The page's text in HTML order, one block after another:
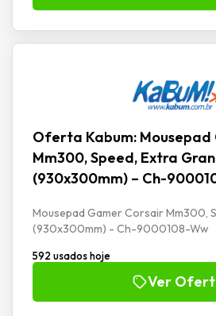
Oferta Kabum: Mousepad
Mm300, Speed, Extra
(930x300mm) – Ch-
Mousepad Gamer Corsair Mm300,
(930x300mm) - Ch-9000108-Ww
592 usados hoje
Ver